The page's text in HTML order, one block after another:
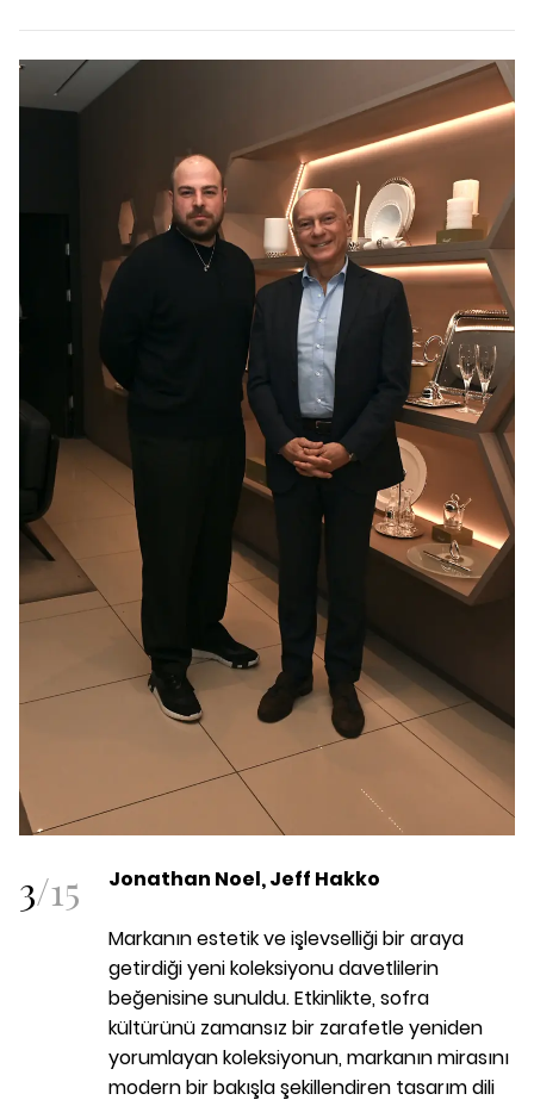
3/15 Jonathan Noel, Jeff Hakko
Markanın estetik ve işlevselliği bir araya
getirdiği yeni koleksiyonu davetlilerin
beğenisine sunuldu. Etkinlikte, sofra
kültürünü zamansız bir zarafetle yeniden
yorumlayan koleksiyonun, markanın mirasını
modern bir bakışla şekillendiren tasarım dili